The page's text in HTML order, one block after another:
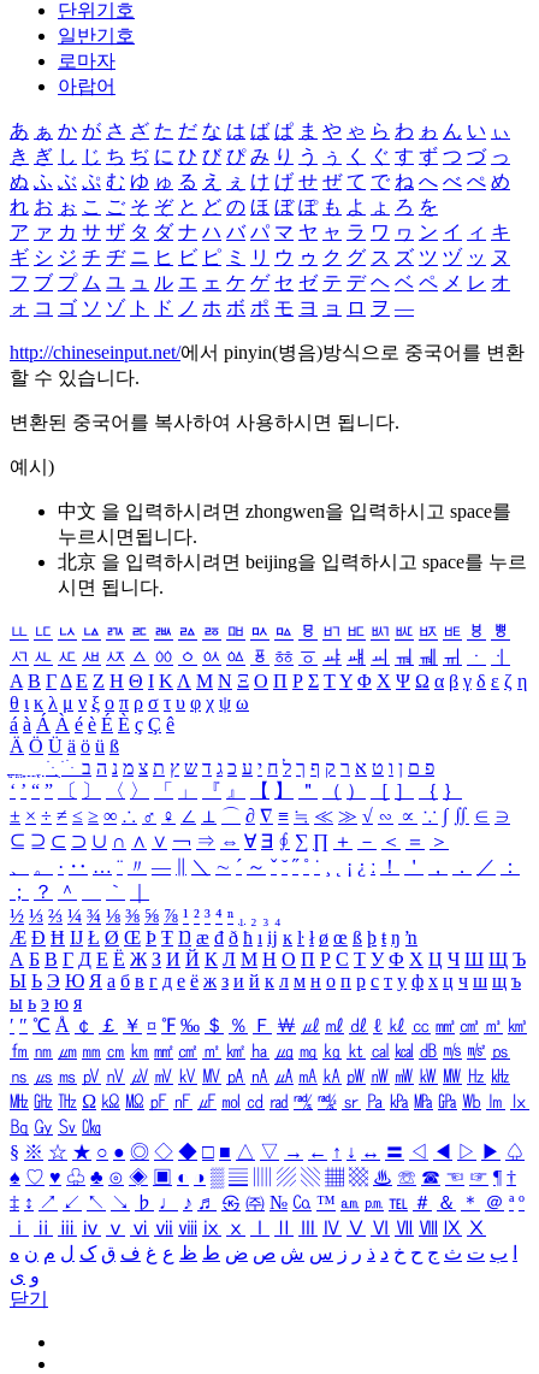
단위기호
일반기호
로마자
아랍어
あ ぁ か が さ ざ た だ な は ば ぱ ま や ゃ ら わ ゎ ん い ぃ
き ぎ し じ ち ぢ に ひ び ぴ み り う ぅ く ぐ す ず つ づ っ
ぬ ふ ぶ ぷ む ゆ ゅ る え ぇ け げ せ ぜ て で ね へ べ ぺ め
れ お ぉ こ ご そ ぞ と ど の ほ ぼ ぽ も よ ょ ろ を
ア ァ カ サ ザ タ ダ ナ ハ バ パ マ ヤ ャ ラ ワ ヮ ン イ ィ キ
ギ シ ジ チ ヂ ニ ヒ ビ ピ ミ リ ウ ゥ ク グ ス ズ ツ ヅ ッ ヌ
フ ブ プ ム ユ ュ ル エ ェ ケ ゲ セ ゼ テ デ ヘ ベ ペ メ レ オ
ォ コ ゴ ソ ゾ ト ド ノ ホ ボ ポ モ ヨ ョ ロ ヲ ―
http://chineseinput.net/에서 pinyin(병음)방식으로 중국어를 변환
할 수 있습니다.
변환된 중국어를 복사하여 사용하시면 됩니다.
예시)
中文 을 입력하시려면 zhongwen을 입력하시고 space를
누르시면됩니다.
北京 을 입력하시려면 beijing을 입력하시고 space를 누르
시면 됩니다.
ㅥ ㅦ ㅧ ㅨ ㅩ ㅪ ㅫ ㅬ ㅭ ㅮ ㅯ ㅰ ㅱ ㅲ ㅳ ㅴ ㅵ ㅶ ㅷ ㅸ
ㅹ
ㅺ ㅻ ㅼ ㅽ ㅾ ㅿ ㆀ ㆁ ㆂ ㆃ ㆄ ㆅ ㆆ ㆇ ㆈ ㆉ ㆊ ㆋ ㆌ ㆍ
ㆎ
Α Β ΓΔ Ε Ζ Η Θ Ι ΚΛ Μ Ν Ξ Ο Π Ρ Σ ΤΥ Φ Χ Ψ Ω α β γ δ ε ζ η
θ ι κ λ μ ν ξ ο π ρ σ τ υ φ χ ψ ω
á à Á À é è É È ç Ç ê
Ä Ö Ü ä ö ü ß
ִֶֹ ֻּ ׁׂ פ ם ן ו ט א ר ק ף ך ל ח י ע כ ג ד ש ץ ת צ מ נ ה ב
‘ ’ “ ” 〔 〕 〈 〉 「 」 『 』 【 】 ＂ （ ） ［ ］ ｛ ｝
± × ÷ ≠ ≤ ≥ ∞ ∴ ♂ ♀ ∠ ⊥ ⌒ ∂ ∇ ≡ ≒ ≪ ≫ √ ∽ ∝ ∵ ∫ ∬ ∈ ∋
⊆ ⊇ ⊂ ⊃ ∪ ∩ ∧ ∨ ￢ ⇒ ⇔ ∀ ∃ ∮ ∑ ∏ ＋ － ＜ ＝
＞
、
。 · ‥ … ¨ 〃 ― ＼ ∼ ´ ～ ˇ ˘ ˝ ˚ ˙ ¸ ¡ ¿ ː ！ ＇ ， ． ／
：
；
？ ＾ ｀
½ ⅓ ⅔ ¼ ¾ ⅛ ⅜ ⅝ ⅞ ¹ ² ³ ⁴ ⁿ ₁ ₂ ₃ ₄
Æ Ð Ħ Ĳ Ł Ø Œ Þ Ŧ Ŋ æ đ ð ħ ı ĳ ĸ ŀ ł ø œ ß þ ŧ ŋ ŉ
А Б В Г Д Е Ё Ж З И Й К Л М Н О П Р С Т У Ф Х Ц Ч Ш Щ Ъ
Ы Ь Э Ю Я а б в г д е ё ж з и й к л м н о п р с т у ф х ц ч ш щ ъ
ы ь э ю я
′ ″ ℃ Å ￠ ￡ ￥ ¤ ℉ ‰ ＄ ％ Ｆ ￦ ㎕ ㎖ ㎗ ℓ ㎘ ㏄ ㎣ ㎤ ㎥ ㎦
㎙ ㎚ ㎛ ㎜ ㎝ ㎞ ㎟ ㎠ ㎡ ㎢ ㏊ ㎍ ㎎ ㎏ ㏏ ㎈ ㎉ ㏈ ㎧ ㎨ ㎰
㎱ ㎲ ㎳ ㎴ ㎵ ㎶ ㎷ ㎸ ㎹ ㎀ ㎁ ㎂ ㎃ ㎄ ㎺ ㎻ ㎽ ㎾ ㎿ ㎐ ㎑
㎒ ㎓ ㎔ Ω ㏀ ㏁ ㎊ ㎋ ㎌ ㏖ ㏅ ㎭ ㎮ ㎯ ㏛ ㎩ ㎪ ㎫ ㎬ ㏝ ㏐
㏓
㏃ ㏉ ㏜ ㏆
§ ※ ☆ ★ ○ ● ◎ ◇ ◆ □ ■ △ ▽ → ← ↑ ↓ ↔ 〓 ◁ ◀ ▷ ▶ ♤
♠ ♡ ♥ ♧ ♣ ⊙ ◈ ▣ ◐ ◑ ▒ ▤ ▨ ▧ ▦ ▩ ♨ ☏ ☎ ☜ ☞ ¶ †
‡ ↕ ↗ ↙ ↖ ↘ ♭ ♩ ♪ ♬ ㉿ ㈜ № ㏇ ™ ㏂ ㏘ ℡ ＃ ＆ ＊ ＠ ª º
ⅰ
ⅱ ⅲ ⅳ ⅴ ⅵ ⅶ ⅷ ⅸ ⅹ Ⅳ Ⅴ Ⅵ Ⅶ Ⅷ Ⅸ Ⅹ
ب ت ث ج ح خ د ذ ر ز س ش ص ض ط ظ ع غ ف ق ک ل م ن ه
و ی
닫기